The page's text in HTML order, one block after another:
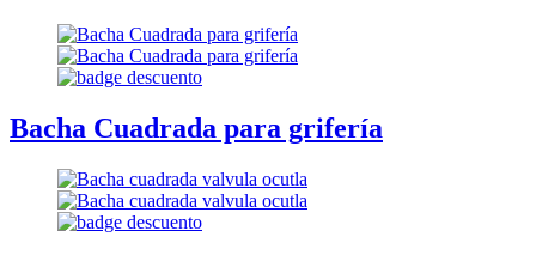
Bacha Cuadrada para grifería